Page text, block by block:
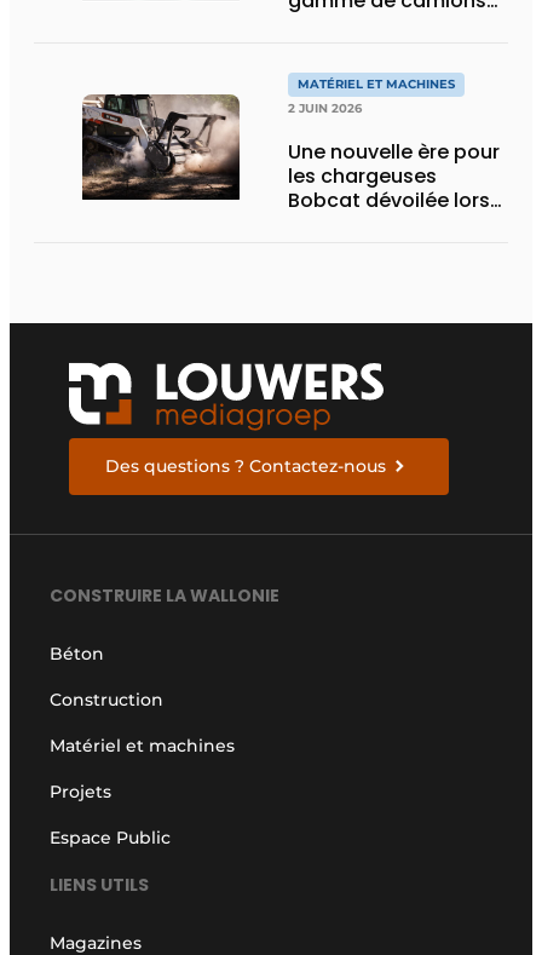
eActros Lowliner
MATÉRIEL ET MACHINES
2 JUIN 2026
Une nouvelle ère pour
les chargeuses
Bobcat dévoilée lors
Des questions ? Contactez-nous
CONSTRUIRE LA WALLONIE
Béton
Construction
Matériel et machines
Projets
Espace Public
LIENS UTILS
Magazines